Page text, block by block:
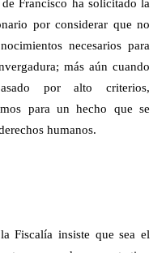
Francisco ha solicitado la
por considerar que no
necesarios para
más aún cuando
por alto criterios,
para un hecho que se
humanos.
Fiscalía insiste que sea el